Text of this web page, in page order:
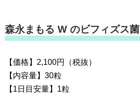
森永まもる W のビフィズス菌
【価格】2,100円（税抜）
【内容量】30粒
【1日目安量】1粒